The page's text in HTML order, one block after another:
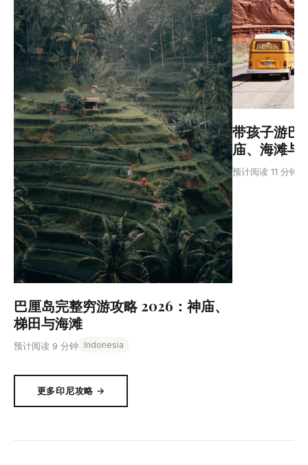
巴厘岛完整穷游攻略 2026：神庙、
梯田与海滩
预计阅读 9 分钟 Indonesia
带孩子游巴
庙、海滩与
预计阅读 11 分钟
更多印尼攻略 →